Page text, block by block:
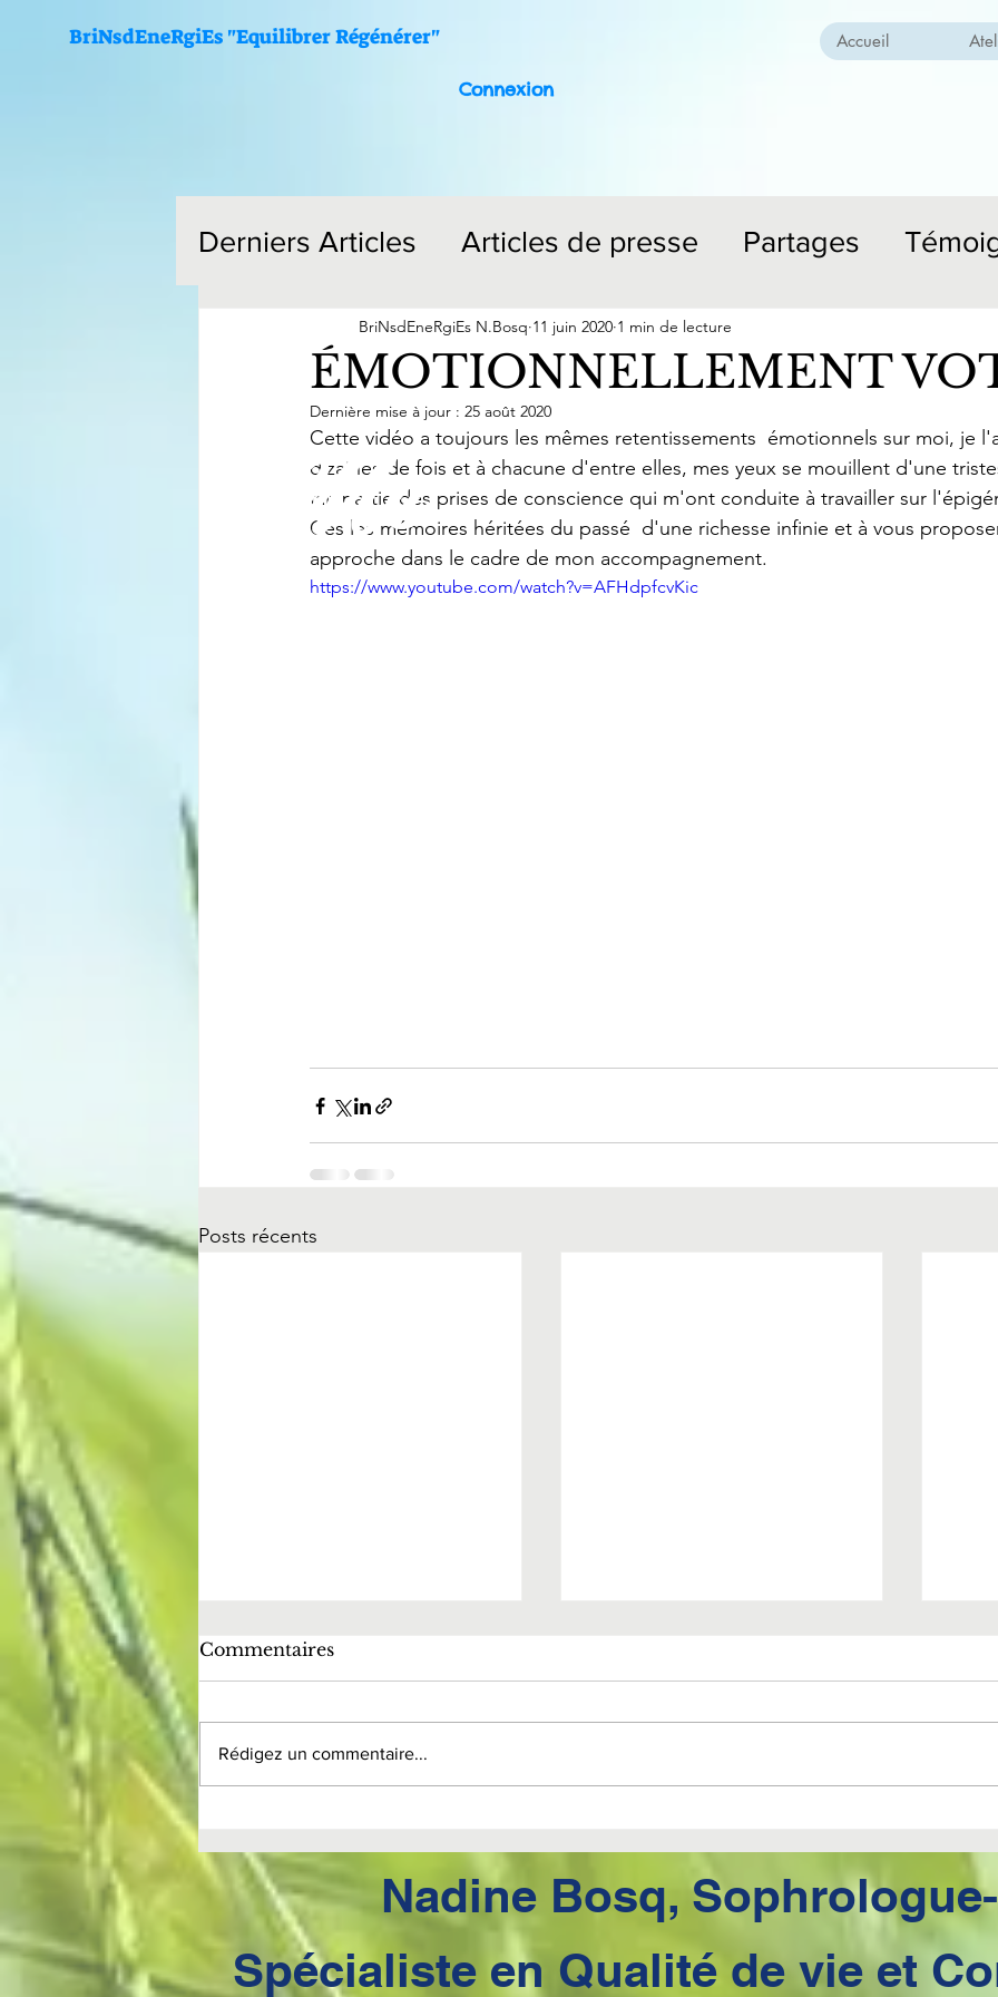
Accueil
BriNsdEneRgiEs "Equilibrer Régénérer"
Connexion
Derniers Articles Articles de presse Partages
ÉMOTIONNELLEMENT
BriNsdEneRgiEs N.Bosq 11 juin 2020 1 min de lecture
Dernière mise à jour : 25 août 2020
Cette vidéo a toujours les mêmes retentissements  émotionnels sur moi, je
dizaines de fois et à chacune d'entre elles, mes yeux se mouillent d'une
fait partie des prises de conscience qui m'ont conduite à travailler sur
Ces les mémoires héritées du passé  d'une richesse infinie et à vous
approche dans le cadre de mon accompagnement.
https://www.youtube.com/watch?v=AFHdpfcvKic
Posts récents
RESOLUTIONS 2024
Commentaires
Rédigez un commentaire...
Me
Nadine Bosq,
Spécialiste en Qualité de vie et